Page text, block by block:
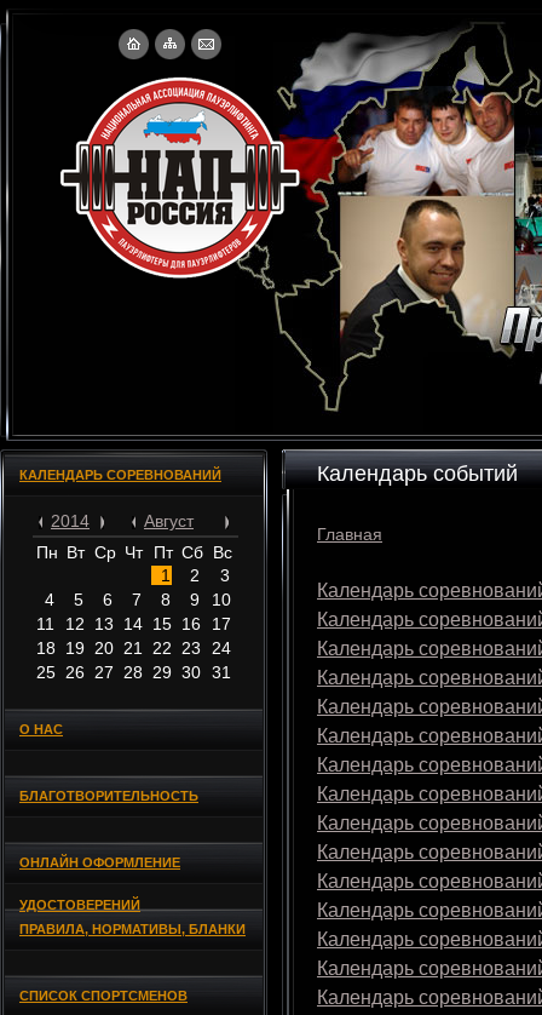
КАЛЕНДАРЬ СОРЕВНОВАНИЙ
2014
Август
Пн Вт Ср Чт Пт Сб Вс
1
2
3
4
5 6 7 8 9
10
11
12 13 14 15 16
17
18
19 20 21 22 23
24
25 26 27 28 29 30 31
О НАС
БЛАГОТВОРИТЕЛЬНОСТЬ
ОНЛАЙН ОФОРМЛЕНИЕ
УДОСТОВЕРЕНИЙ
ПРАВИЛА, НОРМАТИВЫ, БЛАНКИ
СПИСОК СПОРТСМЕНОВ
Календарь событий
Главная
Календарь
Календарь
Календарь
Календарь
Календарь
Календарь
Календарь
Календарь
Календарь
Календарь
Календарь
Календарь
Календарь
Календарь
Календарь